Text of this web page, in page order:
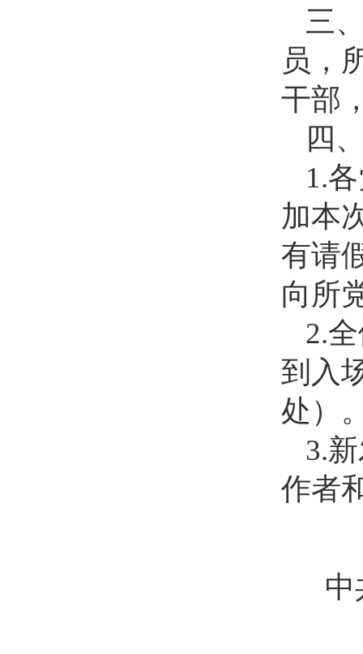
三
员，
干部
四
1.
加本
有请
向所
2.
到入
处）
3.
作者